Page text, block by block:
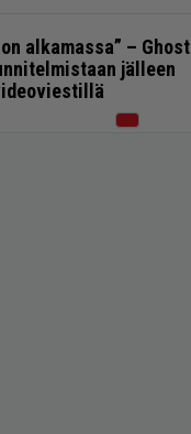
alkamassa” – Ghost
jälleen